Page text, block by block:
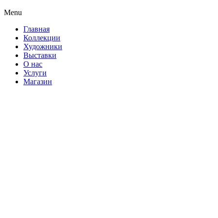
Menu
Главная
Коллекции
Художники
Выставки
О нас
Услуги
Магазин